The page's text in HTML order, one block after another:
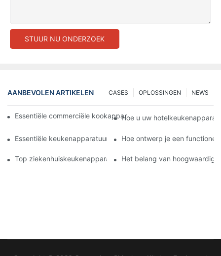
STUUR NU ONDERZOEK
AANBEVOLEN ARTIKELEN NEWS
OPLOSSINGEN
CASES
Essentiële commerciële kookapparatuur voor een moderne
Hoe u uw
Essentiële keukenapparatuur voor het efficiënt bereiden van
Hoe ontwerp je een
Top ziekenhuiskeukenapparatuur voor voeding en veiligheid
Het belang van